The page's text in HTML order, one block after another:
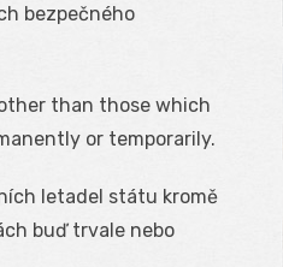
bezpečného
than those which
or temporarily.
letadel státu kromě
buď trvale nebo